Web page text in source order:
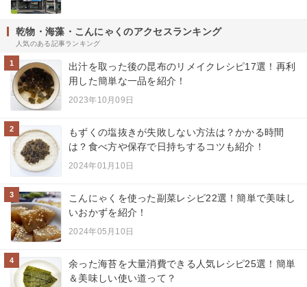
乾物・海藻・こんにゃくのアクセスランキング
人気のある記事ランキング
1
出汁を取った後の昆布のリメイクレシピ17選！再利
用した簡単な一品を紹介！
2023年10月09日
2
もずくの塩抜きが失敗しない方法は？かかる時間
は？食べ方や保存で日持ちするコツも紹介！
2024年01月10日
3
こんにゃくを使った副菜レシピ22選！簡単で美味し
いおかずを紹介！
2024年05月10日
4
余った海苔を大量消費できる人気レシピ25選！簡単
＆美味しい使い道って？